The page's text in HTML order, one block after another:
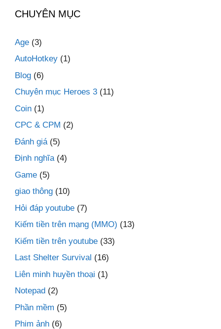
CHUYÊN MỤC
Age (3)
AutoHotkey (1)
Blog (6)
Chuyên mục Heroes 3 (11)
Coin (1)
CPC & CPM (2)
Đánh giá (5)
Định nghĩa(4)
Game (5)
giao thông (10)
Hỏi đáp youtube (7)
Kiếm tiền trên mạng (MMO) (13)
Kiếm tiền trên youtube (33)
Last Shelter Survival (16)
Liên minh huyền thoại (1)
Notepad (2)
Phần mềm (5)
Phim ảnh (6)